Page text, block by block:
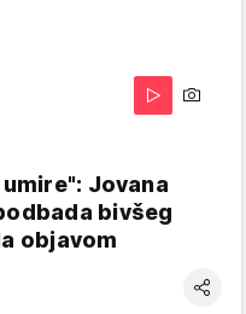
Jovana
bivšeg
objavom